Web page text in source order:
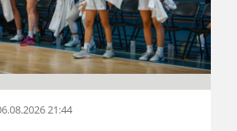
21:44